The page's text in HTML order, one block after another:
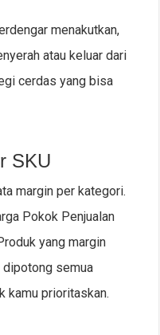
menakutkan,
atau keluar dari
cerdas yang bisa
SKU
margin per kategori.
Pokok Penjualan
yang margin
dipotong semua
kamu prioritaskan.